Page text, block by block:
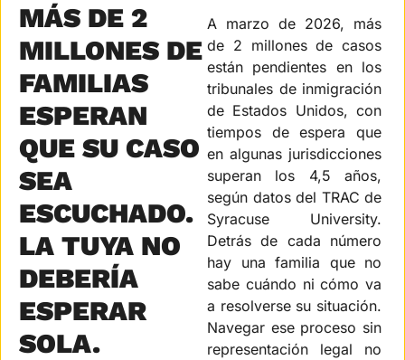
MÁS DE 2
MILLONES DE
FAMILIAS
ESPERAN
QUE SU CASO
SEA
ESCUCHADO.
LA TUYA NO
DEBERÍA
ESPERAR
SOLA.
A marzo de 2026, más
de 2 millones de casos
están pendientes en los
tribunales de inmigración
de Estados Unidos, con
tiempos de espera que
en algunas jurisdicciones
superan los 4,5 años,
según datos del TRAC de
Syracuse University.
Detrás de cada número
hay una familia que no
sabe cuándo ni cómo va
a resolverse su situación.
Navegar ese proceso sin
representación legal no